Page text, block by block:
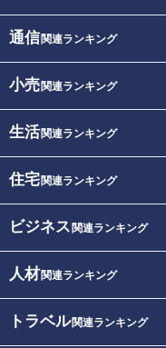
通信関連ランキング
小売関連ランキング
生活関連ランキング
住宅関連ランキング
ビジネス 関連ランキング
人材関連ランキング
トラベル関連ランキング